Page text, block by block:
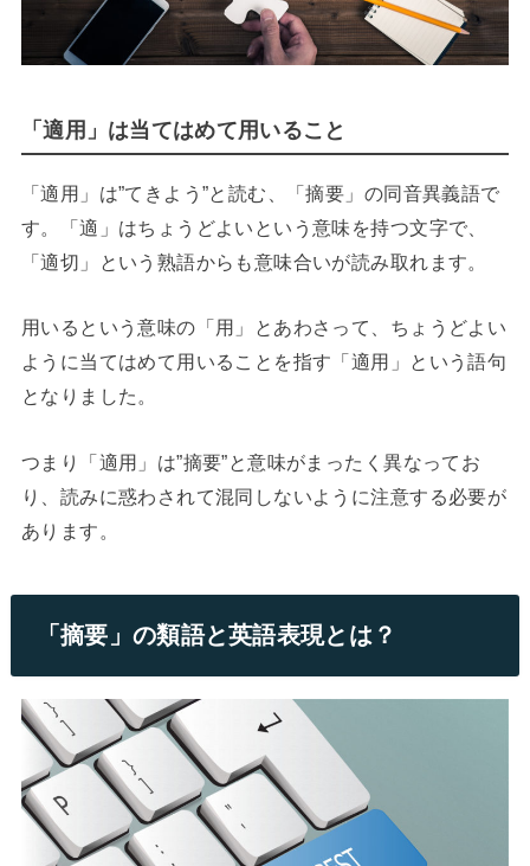
「適用」は当てはめて用いること
「適用」は”てきよう”と読む、「摘要」の同音異義語で
す。「適」はちょうどよいという意味を持つ文字で、
「適切」という熟語からも意味合いが読み取れます。
用いるという意味の「用」とあわさって、ちょうどよい
ように当てはめて用いることを指す「適用」という語句
となりました。
つまり「適用」は”摘要”と意味がまったく異なってお
り、読みに惑わされて混同しないように注意する必要が
あります。
「摘要」の類語と英語表現とは？